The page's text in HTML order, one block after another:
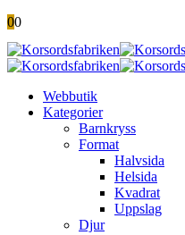
00
Webbutik
Kategorier
Barnkryss
Format
Halvsida
Helsida
Kvadrat
Uppslag
Djur